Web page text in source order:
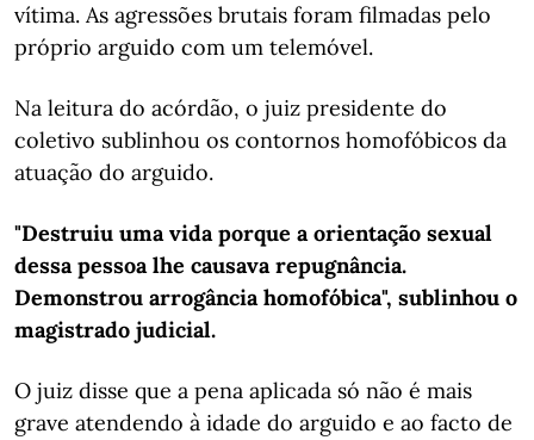
vítima. As agressões brutais foram filmadas pelo
próprio arguido com um telemóvel.
Na leitura do acórdão, o juiz presidente do
coletivo sublinhou os contornos homofóbicos da
atuação do arguido.
"Destruiu uma vida porque a orientação sexual
dessa pessoa lhe causava repugnância.
Demonstrou arrogância homofóbica", sublinhou o
magistrado judicial.
O juiz disse que a pena aplicada só não é mais
grave atendendo à idade do arguido e ao facto de